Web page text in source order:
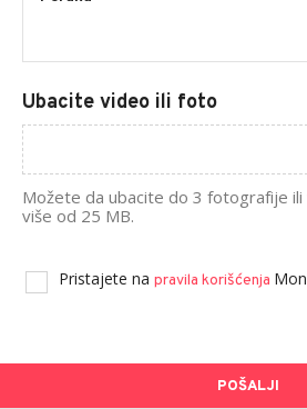
Ubacite video ili foto
Možete da ubacite do 3 fotografije
više od 25 MB.
Pristajete na pravila korišćenja
POŠALJI